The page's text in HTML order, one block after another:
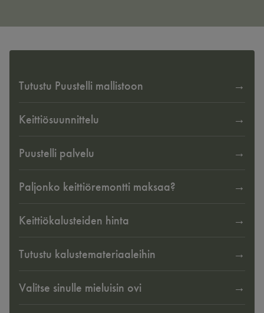
Tutustu Puustelli mallistoon
Keittiösuunnittelu
Puustelli palvelu
Paljonko keittiöremontti maksaa?
Keittiökalusteiden hinta
Tutustu kalustemateriaaleihin
Valitse sinulle mieluisin ovi